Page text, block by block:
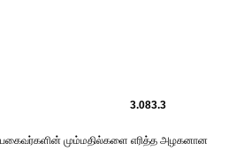
3.083.3
பகைவர்களின் மும்மதில்களை எரித்த அழகனான